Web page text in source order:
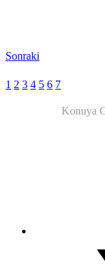
Sonraki
1 2 3 4 5 6 7
Konuya